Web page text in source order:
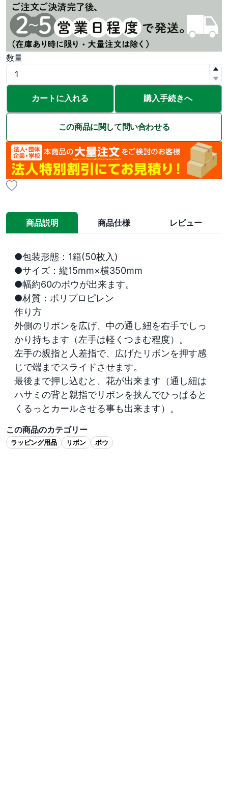
数量
カートに入れる 購入手続きへ
この商品に関して問い合わせる
商品説明 商品仕様 レビュー
●包装形態：1箱(50枚入)
●サイズ：縦15mm×横350mm
●幅約60のボウが出来ます。
●材質：ポリプロピレン
作り方
外側のリボンを広げ、中の通し紐を右手でしっ
かり持ちます（左手は軽くつまむ程度）。
左手の親指と人差指で、広げたリボンを押す感
じで端までスライドさせます。
最後まで押し込むと、花が出来ます（通し紐は
ハサミの背と親指でリボンを挟んでひっぱると
くるっとカールさせる事も出来ます）。
この商品のカテゴリー
ラッピング用品 リボン ボウ